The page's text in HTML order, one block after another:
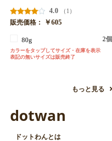
4.0
（1）
販売価格：
￥605
80g 2個
カラーをタップしてサイズ・在庫を表示
表記の無いサイズは販売終了
もっと見る
dotwan
ドットわんとは